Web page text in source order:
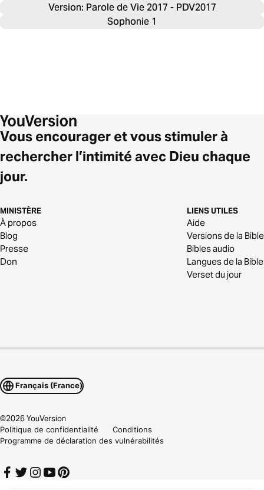
Version: Parole de Vie 2017 - PDV2017
Sophonie 1
Vous encourager et vous stimuler à
rechercher l’intimité avec Dieu chaque
jour.
MINISTÈRE
À propos
Blog
Presse
Don
LIENS UTILES
Aide
Versions de la Bible
Bibles audio
Langues de la Bible
Verset du jour
Français (France)
©2026YouVersion
Politique de confidentialité
Conditions
Programme de déclaration des vulnérabilités